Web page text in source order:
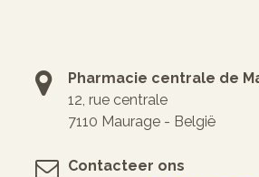
Pharmacie centrale de
12, rue centrale
7110 Maurage - België
Contacteer ons